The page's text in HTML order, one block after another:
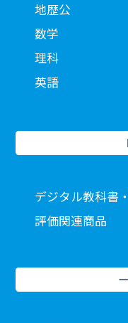
地歴公
数学
理科
英語
デジタル教科書
評価関連商品